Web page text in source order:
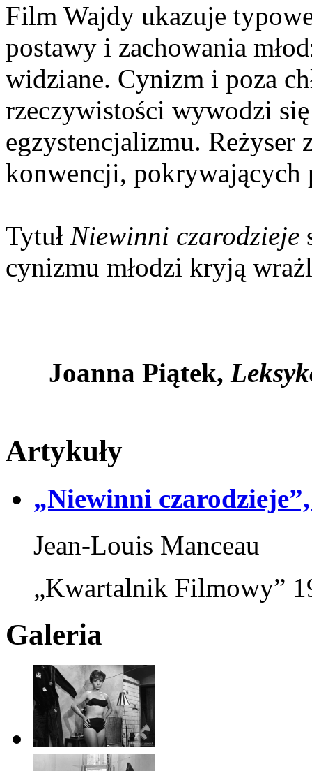
Film Wajdy ukazuje
postawy i zachowania
widziane. Cynizm i poza
rzeczywistości wywodzi
egzystencjalizmu.
konwencji, pokrywających
Tytuł Niewinni czarodzieje
cynizmu młodzi kryją
Joanna Piątek,
Artykuły
„Niewinni
Jean-Louis Manceau
„Kwartalnik Filmowy”
Galeria